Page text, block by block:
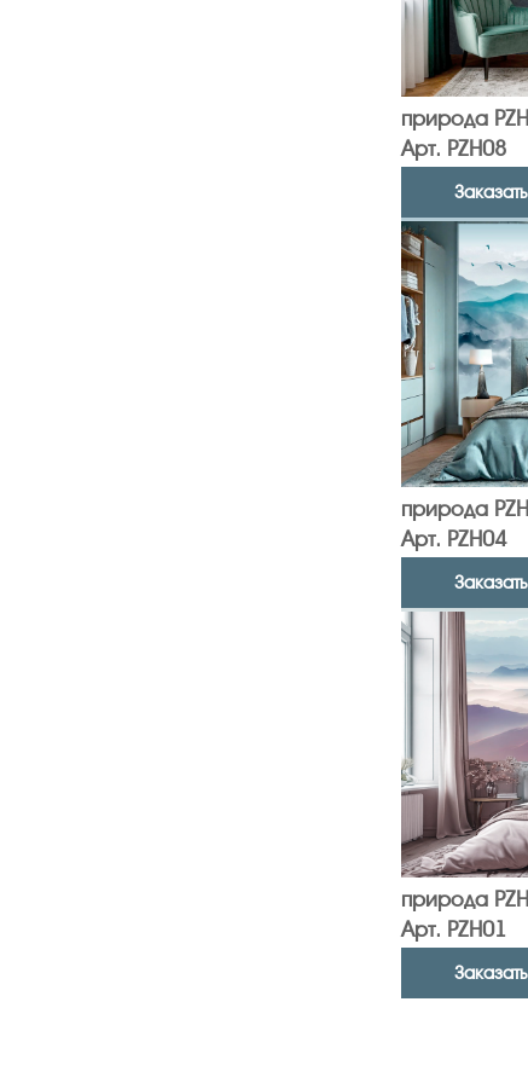
природа
Арт. PZH08
Заказать
природа
Арт. PZH04
Заказать
природа
Арт. PZH01
Заказать